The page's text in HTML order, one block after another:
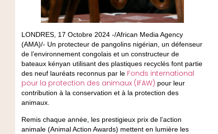
LONDRES, 17 Octobre 2024 -/African Media Agency
(AMA)/- Un protecteur de pangolins nigérian, un défenseur
de l’environnement congolais et un constructeur de
bateaux kényan utilisant des plastiques recyclés font partie
des neuf lauréats reconnus par le Fonds international
pour la protection des animaux (IFAW) pour leur
contribution à la conservation et à la protection des
animaux.
Remis chaque année, les prestigieux prix de l’action
animale (Animal Action Awards) mettent en lumière les